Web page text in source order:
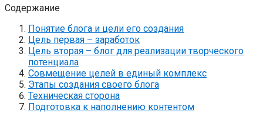
Содержание
Понятие блога и цели его создания
Цель первая – заработок
Цель вторая – блог для реализации творческого
потенциала
Совмещение целей в единый комплекс
Этапы создания своего блога
Техническая сторона
Подготовка к наполнению контентом